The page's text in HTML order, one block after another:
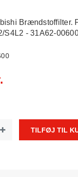
Brændstoffilter.
S4L2 - 31A62-
TILFØJ TIL